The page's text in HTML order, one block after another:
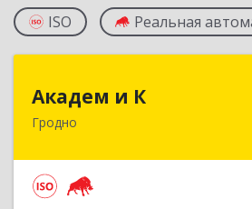
ISO Реальная
Академ и К
Гродно
БЕЛАРУСЬ , 230025, г.